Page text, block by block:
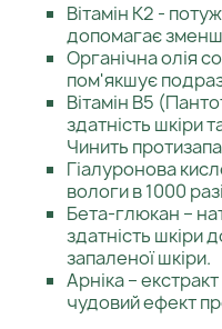
Вітамін К2 -
допомагає
Органічна олія
пом'якшує
Вітамін B5
здатність шкіри
Чинить
Гіалуронова
вологи в 1000
Бета-глюкан –
здатність шкіри
запаленої шкіри.
Арніка –
чудовий ефект